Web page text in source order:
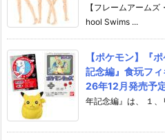
【フレームアーム
hool Swims ...
【ポケモン】『
記念編』食玩フ
26年12月発売予
年記念編』は、 １、